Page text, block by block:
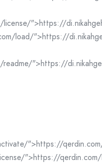
">https://
load/">https://
">https://
">https://
">https://